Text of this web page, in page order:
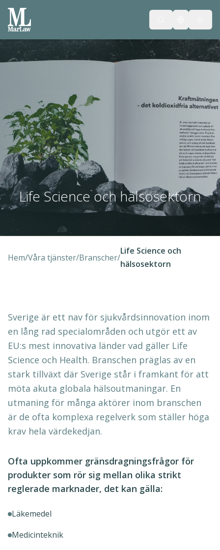
Life Science och hälsosektorn
Hem/Våra tjänster/Branscher/
Life Science och
hälsosektorn
Sverige är ett nav för sjukvårdsinnovation inom
en lång rad specialområden och utgör ett av
EU:s mest innovativa länder vad gäller Life
Science och Health. Branschen präglas av en
stark tillväxt där Sverige står i framkant för att
möta akuta globala hälsoutmaningar. En
utmaning för många aktörer inom branschen
är de ofta komplexa regelverk som ställer höga
krav hela värdekedjan.
Ofta uppkommer gränsdragningsfrågor för
produkter som rör sig mellan olika strikt
reglerade marknader, det kan gälla:
Läkemedel
Medicinteknik